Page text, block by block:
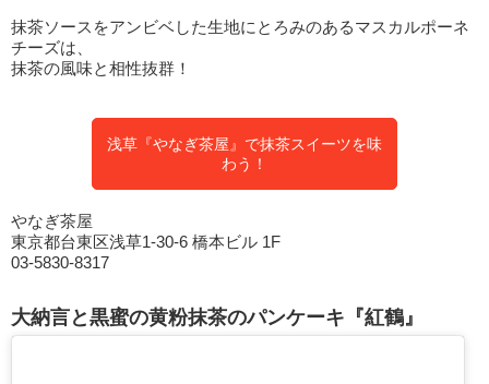
抹茶ソースをアンビベした生地にとろみのあるマスカルポーネ
チーズは、
抹茶の風味と相性抜群！
浅草『やなぎ茶屋』で抹茶スイーツを味
わう！
やなぎ茶屋
東京都台東区浅草1-30-6 橋本ビル 1F
03-5830-8317
大納言と黒蜜の黄粉抹茶のパンケーキ『紅鶴』